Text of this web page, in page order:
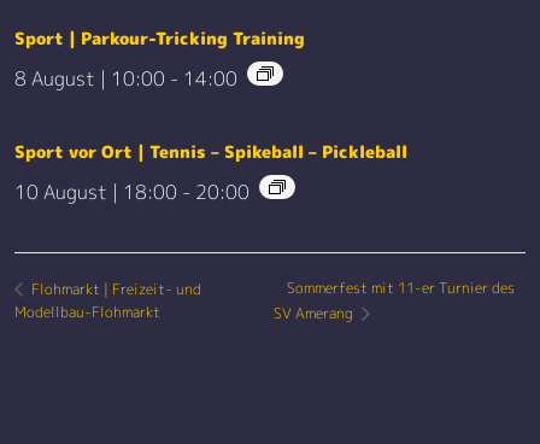
Sport | Parkour-Tricking Training
8 August | 10:00 - 14:00
Sport vor Ort | Tennis – Spikeball – Pickleball
10 August | 18:00 - 20:00
Flohmarkt | Freizeit- und
Modellbau-Flohmarkt
Sommerfest mit 11-er Turnier des
SV Amerang